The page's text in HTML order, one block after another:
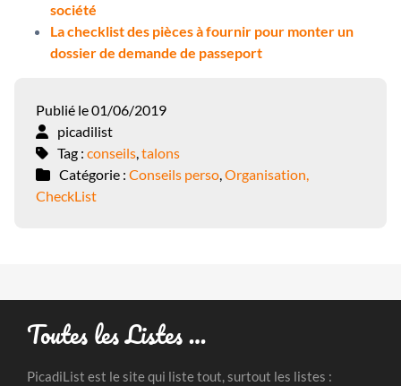
société
La checklist des pièces à fournir pour monter un
dossier de demande de passeport
Publié le 01/06/2019
picadilist
Tag : conseils,talons
Catégorie : Conseils perso,Organisation,
CheckList
Toutes les Listes …
PicadiList est le site qui liste tout, surtout les listes :